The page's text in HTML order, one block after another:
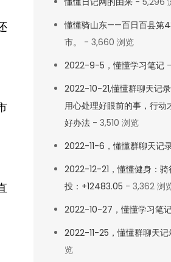
懂懂骑山东——百日百县第
市。
- 3,660 浏览
2022-9-5，懂懂学习笔记-
2022-10-21,懂懂群聊天记
用心处理好眼前的事，行动
好办法- 3,510 浏览
2022-11-6，懂懂群聊天记
2022-12-21，懂懂健身：
投：+12483.05 - 3,362 浏
2022-10-27，懂懂学习笔
2022-11-25，懂懂群聊天记
览